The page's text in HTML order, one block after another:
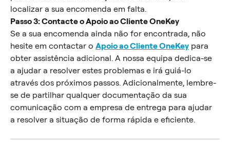
localizar a sua encomenda em falta.
Passo 3: Contacte o Apoio ao Cliente OneKey
Se a sua encomenda ainda não for encontrada, não
hesite em contactar o Apoio ao Cliente OneKey para
obter assistência adicional. A nossa equipa dedica-se
a ajudar a resolver estes problemas e irá guiá-lo
através dos próximos passos. Adicionalmente, lembre-
se de partilhar qualquer documentação da sua
comunicação com a empresa de entrega para ajudar
a resolver a situação de forma rápida e eficiente.